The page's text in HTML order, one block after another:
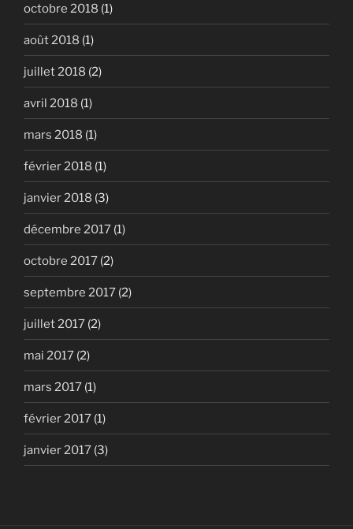
octobre 2018 (1)
août 2018 (1)
juillet 2018 (2)
avril 2018 (1)
mars 2018 (1)
février 2018 (1)
janvier 2018 (3)
décembre 2017 (1)
octobre 2017 (2)
septembre 2017 (2)
juillet 2017 (2)
mai 2017 (2)
mars 2017 (1)
février 2017 (1)
janvier 2017 (3)